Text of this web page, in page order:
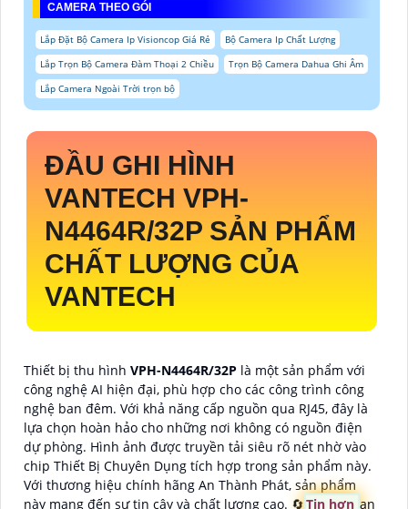
CAMERA THEO GÓI
Lắp Đặt Bộ Camera Ip Visioncop Giá Rẻ
Bộ Camera Ip Chất Lượng
Lắp Trọn Bộ Camera Đàm Thoại 2 Chiều
Trọn Bộ Camera Dahua Ghi Âm
Lắp Camera Ngoài Trời trọn bộ
ĐẦU GHI HÌNH
VANTECH VPH-
N4464R/32P SẢN PHẨM
CHẤT LƯỢNG CỦA
VANTECH
Thiết bị thu hình VPH-N4464R/32P là một sản phẩm với
công nghệ AI hiện đại, phù hợp cho các công trình công
nghệ ban đêm. Với khả năng cấp nguồn qua RJ45, đây là
lựa chọn hoàn hảo cho những nơi không có nguồn điện
dự phòng. Hình ảnh được truyền tải siêu rõ nét nhờ vào
chip Thiết Bị Chuyên Dụng tích hợp trong sản phẩm này.
Với thương hiệu chính hãng An Thành Phát, sản phẩm
này mang đến sự tin cậy và chất lượng cao. 🔄Tin hơn an